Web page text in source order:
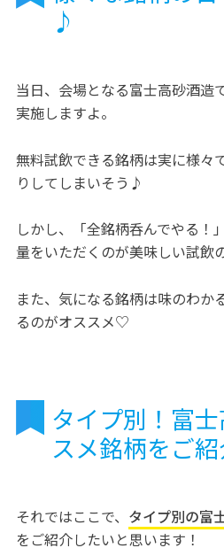
♪
当日、会場となる富士高砂酒造
実施しますよ。
無料試飲できる銘柄は実に様々
りしてしまいそう♪
しかし、「全銘柄呑んでやる！
量をいただくのが美味しい試飲
また、気になる銘柄は味のわか
るのがオススメ♡
タイプ別！富
スメ銘柄をご
それではここで、 タイプ別の富
をご紹介したいと思います！